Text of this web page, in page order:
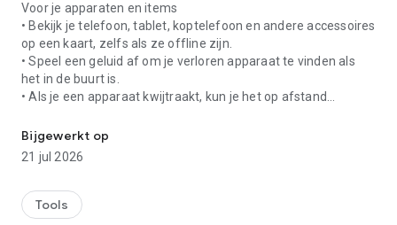
Voor je apparaten en items
• Bekijk je telefoon, tablet, koptelefoon en andere accessoires
op een kaart, zelfs als ze offline zijn.
• Speel een geluid af om je verloren apparaat te vinden als
het in de buurt is.
• Als je een apparaat kwijtraakt, kun je het op afstand
toevoegen om op het vergrendelscherm te tonen voor het
geval iemand je apparaat vindt.
• Vind je apparaten en items op mobiele apparaten en
• Alle locatiegegevens in het Vind-pleknetwerk zijn
versleuteld. Deze locatiegegevens zijn zelfs niet zichtbaar
Bijgewerkt op
21 jul 2026
Tools